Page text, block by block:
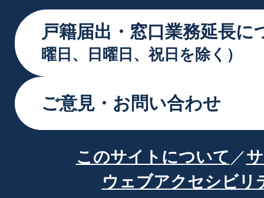
戸籍届出・窓口業務延長に
曜日、日曜日、祝日を除く）
ご意見・お問い合わせ
このサイトについて
ウェブアクセシビリ